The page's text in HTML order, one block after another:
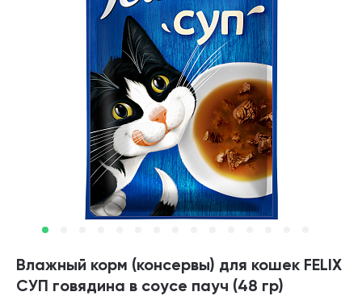
Влажный корм (консервы) для кошек FELIX
СУП говядина в соусе пауч (48 гр)